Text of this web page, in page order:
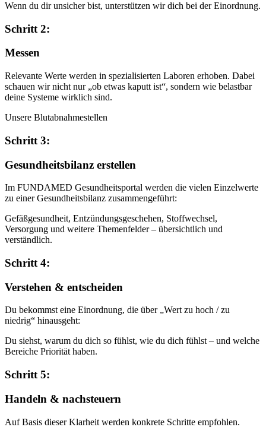
Wenn du dir unsicher bist, unterstützen wir dich bei der Einordnung.
Schritt 2:
Messen
Relevante Werte werden in spezialisierten Laboren erhoben. Dabei
schauen wir nicht nur „ob etwas kaputt ist“, sondern wie belastbar
deine Systeme wirklich sind.
Unsere Blutabnahmestellen
Schritt 3:
Gesundheitsbilanz erstellen
Im FUNDAMED Gesundheitsportal werden die vielen Einzelwerte
zu einer Gesundheitsbilanz zusammengeführt:
Gefäßgesundheit, Entzündungsgeschehen, Stoffwechsel,
Versorgung und weitere Themenfelder – übersichtlich und
verständlich.
Schritt 4:
Verstehen & entscheiden
Du bekommst eine Einordnung, die über „Wert zu hoch / zu
niedrig“ hinausgeht:
Du siehst, warum du dich so fühlst, wie du dich fühlst – und welche
Bereiche Priorität haben.
Schritt 5:
Handeln & nachsteuern
Auf Basis dieser Klarheit werden konkrete Schritte empfohlen.